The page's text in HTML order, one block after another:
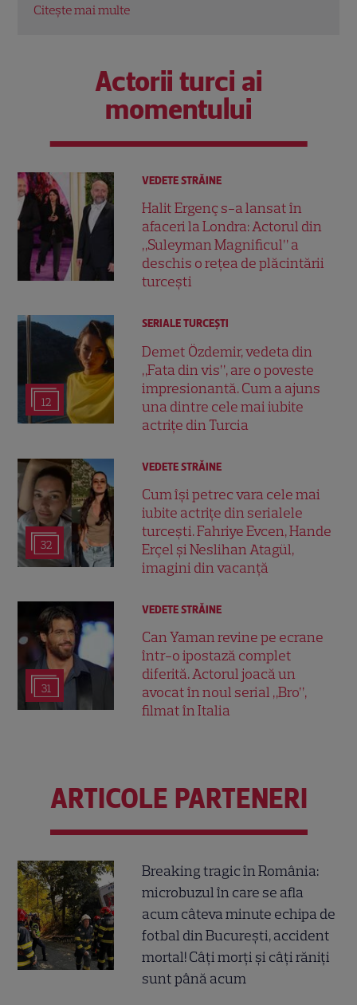
Actorii turci ai
momentului
VEDETE STRĂINE
Halit Ergenç s-a lansat în
afaceri la Londra: Actorul din
„Suleyman Magnificul” a
deschis o rețea de plăcintării
turcești
12
SERIALE TURCEŞTI
Demet Özdemir, vedeta din
„Fata din vis”, are o poveste
impresionantă. Cum a ajuns
una dintre cele mai iubite
actrițe din Turcia
32
VEDETE STRĂINE
Cum își petrec vara cele mai
iubite actrițe din serialele
turcești. Fahriye Evcen, Hande
Erçel și Neslihan Atagül,
imagini din vacanță
31
VEDETE STRĂINE
Can Yaman revine pe ecrane
într-o ipostază complet
diferită. Actorul joacă un
avocat în noul serial „Bro”,
filmat în Italia
ARTICOLE PARTENERI
Breaking tragic în România:
microbuzul în care se afla
acum câteva minute echipa de
fotbal din București, accident
mortal! Câți morți și câți răniți
sunt până acum